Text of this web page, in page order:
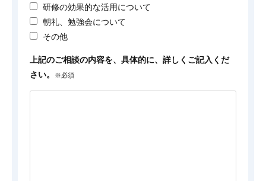
研修の効果的な活用について
朝礼、勉強会について
その他
上記のご相談の内容を、具体的に、詳しくご記入くだ
さい。
※必須